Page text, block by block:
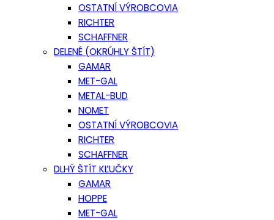
OSTATNÍ VÝROBCOVIA
RICHTER
SCHAFFNER
DELENÉ (OKRÚHLY ŠTÍT)
GAMAR
MET-GAL
METAL-BUD
NOMET
OSTATNÍ VÝROBCOVIA
RICHTER
SCHAFFNER
DLHÝ ŠTÍT KĽUČKY
GAMAR
HOPPE
MET-GAL